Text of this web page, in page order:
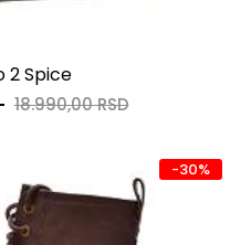
2 Spice
18.990,00 RSD
-30%